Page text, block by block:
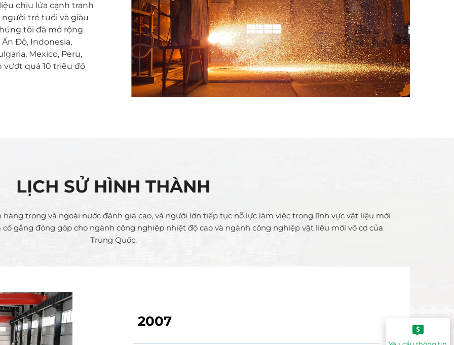
chịu lửa cạnh tranh
trẻ tuổi và giàu
tôi đã mở rộng
Độ, Indonesia,
Mexico, Peru,
vượt quá 10 triệu đô
LỊCH SỬ HÌNH THÀNH
trong và ngoài nước đánh giá cao, và người lớn tiếp tục nỗ lực làm việc trong lĩnh vực vật liệu mới
gắng đóng góp cho ngành công nghiệp nhiệt độ cao và ngành công nghiệp vật liệu mới vô cơ của
Trung Quốc.
2007